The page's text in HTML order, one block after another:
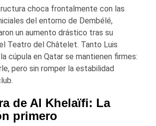
choca frontalmente con las
del entorno de Dembélé,
un aumento drástico tras su
Teatro del Châtelet. Tanto Luis
cúpula en Qatar se mantienen firmes:
pero sin romper la estabilidad
de Al Khelaïfi: La
primero